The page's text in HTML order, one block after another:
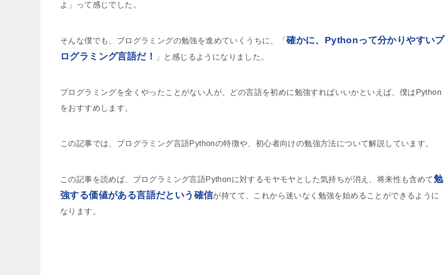
よ」って感じでした。
そんな僕でも、プログラミングの勉強を進めていくうちに、「確かに、Pythonって分かりやすいプ
ログラミング言語だ！
」と感じるようになりました。
プログラミングを全くやったことがない人が、どの言語を初めに勉強すればいいかといえば、僕はPython
をおすすめします。
この記事では、プログラミング言語Pythonの特徴や、初心者向けの勉強方法について解説しています。
この記事を読めば、プログラミング言語Pythonに対するモヤモヤとした気持ちが消え、将来性も含めて勉
強する価値がある言語だという確信が持てて、これから迷いなく勉強を始めることができるように
なります。